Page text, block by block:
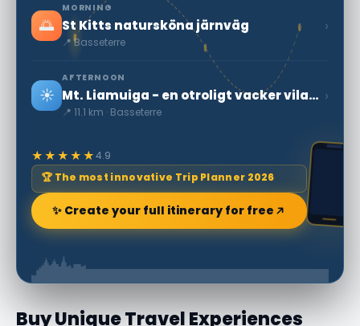
🌅
MORNING
St Kitts natursköna järnväg
📍 Basseterre
›
☀️
AFTERNOON
Mt. Liamuiga - en otroligt vacker vilande vulkan
📍 11.1 km · Basseterre
›
★★★★★4.9
🏆 The most innovative Trip Planner 2026
✨ Create your full itinerary for free
Buy Unique Travel Experiences